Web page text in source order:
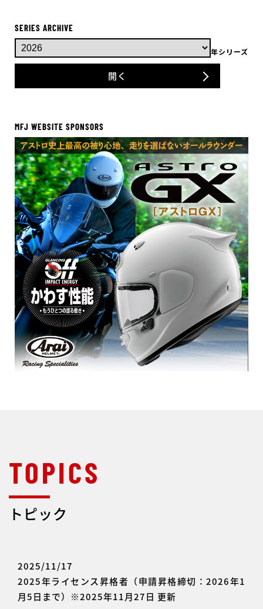
SERIES ARCHIVE
年シリーズ
開く
MFJ WEBSITE SPONSORS
トピック
2025/11/17
2025年ライセンス昇格者（申請昇格締切：2026年1
月5日まで）※2025年11月27日 更新